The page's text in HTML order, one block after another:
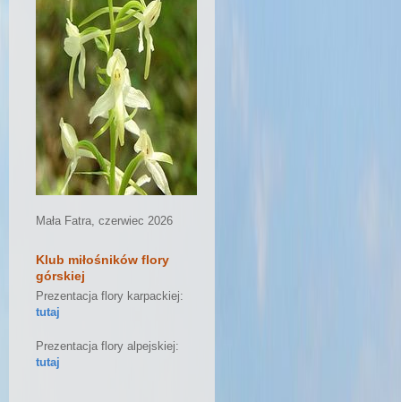
Mała Fatra, czerwiec 2026
Klub miłośników flory
górskiej
Prezentacja flory karpackiej:
tutaj
Prezentacja flory alpejskiej:
tutaj